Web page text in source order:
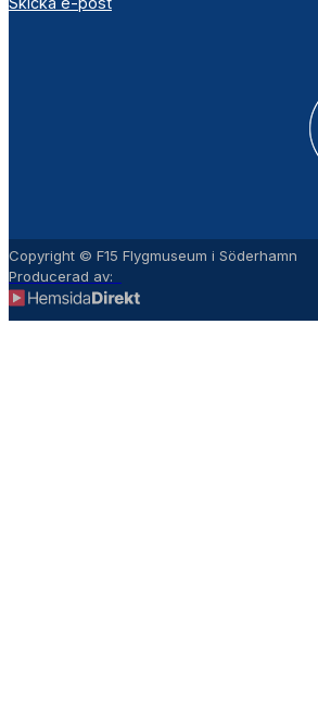
Copyright © F15 Flygmuseum i Söderhamn
Producerad av: